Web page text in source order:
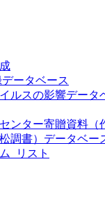
ータベース
ルスの影響データ
ンター寄贈資料（
調書）データベー
_リスト